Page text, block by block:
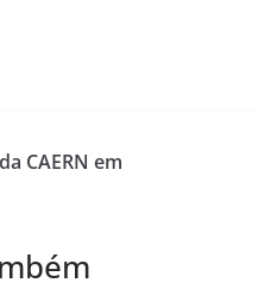
CAERN em